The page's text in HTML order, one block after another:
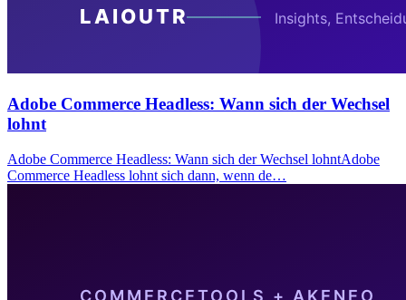
Adobe Commerce Headless: Wann sich der Wechsel
lohnt
Adobe Commerce Headless: Wann sich der Wechsel lohntAdobe
Commerce Headless lohnt sich dann, wenn de…